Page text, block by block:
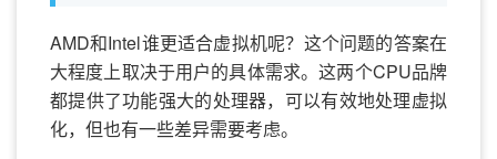
AMD和Intel谁更适合虚拟机呢？这个问题的答案在
大程度上取决于用户的具体需求。这两个CPU品牌
都提供了功能强大的处理器，可以有效地处理虚拟
化，但也有一些差异需要考虑。